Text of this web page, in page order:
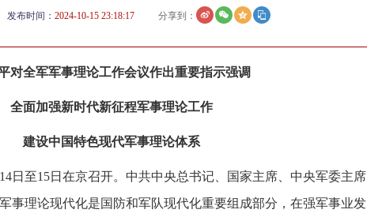
发布时间： 2024-10-15 23:18:17 分享到：
对全军军事理论工作会议作出重要指示强调
全面加强新时代新征程军事理论工作
建设中国特色现代军事理论体系
日至15日在京召开。中共中央总书记、国家主席、中央军委主席
事理论现代化是国防和军队现代化重要组成部分，在强军事业发